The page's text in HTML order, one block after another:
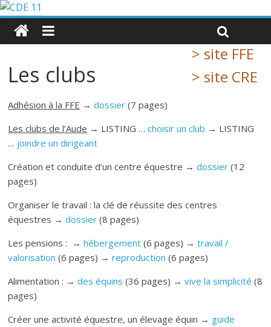
Les clubs
Adhésion à la FFE → dossier (7 pages)
Les clubs de l’Aude → LISTING …choisir un club → LISTING
… joindre un dirigeant
Création et conduite d’un centre équestre →dossier (12
pages)
Organiser le travail : la clé de réussite des centres
équestres →dossier (8 pages)
Les pensions : →hébergement (6 pages) →travail /
valorisation (6 pages) →reproduction (6 pages)
Alimentation : → des équins (36 pages) →vive la simplicité (8
pages)
Créer une activité équestre, un élevage équin → guide
> site FFE
> site CRE